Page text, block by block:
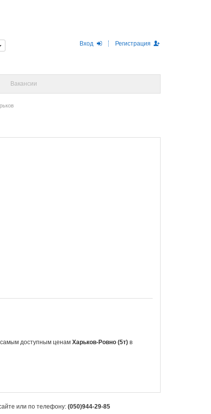
Вход Регистрация
Вакансии
доступным ценамХарьков-Ровно (5т)в
или по телефону: (050)944-29-85